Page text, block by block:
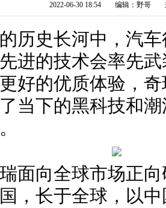
2022-06-30 18:54 编辑：野哥
历史长河中，汽
进的技术会率先
好的优质体验，
当下的黑科技和
面向全球市场正
，长于全球，以